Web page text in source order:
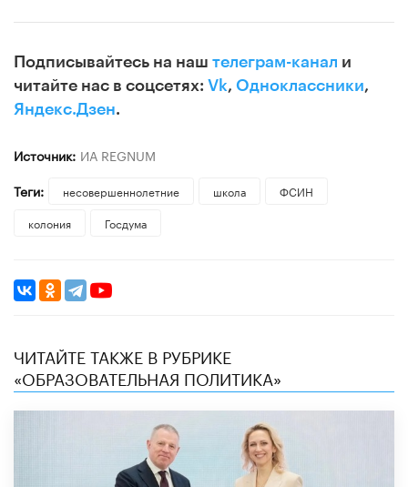
Подписывайтесь на наш телеграм-канал и
читайте нас в соцсетях: Vk, Одноклассники,
Яндекс.Дзен.
Источник: ИА REGNUM
Теги:
несовершеннолетние школа
ФСИН
колония
Госдума
ЧИТАЙТЕ ТАКЖЕ В РУБРИКЕ
«ОБРАЗОВАТЕЛЬНАЯ ПОЛИТИКА»